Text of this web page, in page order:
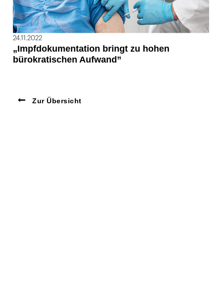
24.11.2022
„Impfdokumentation bringt zu hohen
bürokratischen Aufwand”
Zur Übersicht